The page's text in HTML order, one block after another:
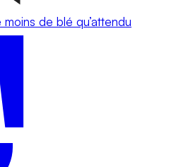
de blé qu’attendu